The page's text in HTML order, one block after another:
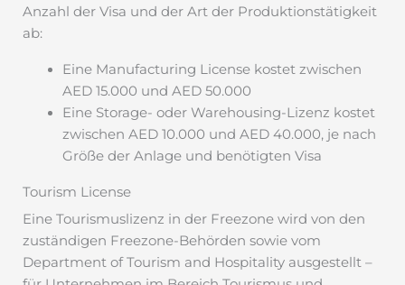
Anzahl der Visa und der Art der Produktionstätigkeit
ab:
Eine Manufacturing License kostet zwischen
AED 15.000 und AED 50.000
Eine Storage- oder Warehousing-Lizenz kostet
zwischen AED 10.000 und AED 40.000, je nach
Größe der Anlage und benötigten Visa
Tourism License
Eine Tourismuslizenz in der Freezone wird von den
zuständigen Freezone-Behörden sowie vom
Department of Tourism and Hospitality ausgestellt –